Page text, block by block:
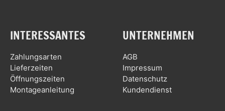
INTERESSANTES
Zahlungsarten
Lieferzeiten
Öffnungszeiten
Montageanleitung
UNTERNEHMEN
AGB
Impressum
Datenschutz
Kundendienst